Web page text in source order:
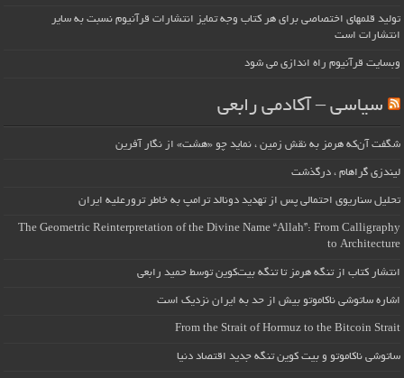
تولید قلمهای اختصاصی برای هر کتاب وجه تمایز انتشارات قرآنیوم نسبت به سایر
انتشارات است
وبسایت قرآنیوم راه اندازی می شود
سیاسی – آکادمی رابعی
شگفت آن‌که هرمز به نقش زمین ، نماید چو «هشت» از نگار آفرین
لیندزی گراهام ، درگذشت
تحلیل سناریوی احتمالی پس از تهدید دونالد ترامپ به خاطر ترورعلیه ایران
The Geometric Reinterpretation of the Divine Name “Allah”: From Calligraphy
to Architecture
انتشار کتاب از تنگه هرمز تا تنگه بیت‌کوین توسط حمید رابعی
اشاره ساتوشی ناکاموتو بیش از حد به ایران نزدیک است
From the Strait of Hormuz to the Bitcoin Strait
ساتوشی ناکاموتو و بیت کوین تنگه جدید اقتصاد دنیا